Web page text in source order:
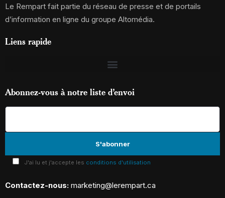
Le Rempart fait partie du réseau de presse et de portails
d’information en ligne du groupe Altomédia.
Liens rapide
Abonnez-vous à notre liste d’envoi
J'ai lu et j'accepte les conditions d'utilisation
Contactez-nous: marketing@lerempart.ca